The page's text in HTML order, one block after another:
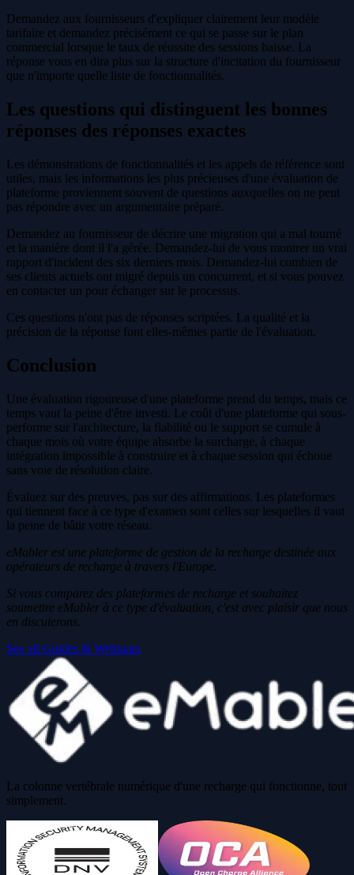
Demandez aux fournisseurs d'expliquer clairement leur modèle
tarifaire et demandez précisément ce qui se passe sur le plan
commercial lorsque le taux de réussite des sessions baisse. La
réponse vous en dira plus sur la structure d'incitation du fournisseur
que n'importe quelle liste de fonctionnalités.
Les questions qui distinguent les bonnes
réponses des réponses exactes
Les démonstrations de fonctionnalités et les appels de référence sont
utiles, mais les informations les plus précieuses d'une évaluation de
plateforme proviennent souvent de questions auxquelles on ne peut
pas répondre avec un argumentaire préparé.
Demandez au fournisseur de décrire une migration qui a mal tourné
et la manière dont il l'a gérée. Demandez-lui de vous montrer un vrai
rapport d'incident des six derniers mois. Demandez-lui combien de
ses clients actuels ont migré depuis un concurrent, et si vous pouvez
en contacter un pour échanger sur le processus.
Ces questions n'ont pas de réponses scriptées. La qualité et la
précision de la réponse font elles-mêmes partie de l'évaluation.
Conclusion
Une évaluation rigoureuse d'une plateforme prend du temps, mais ce
temps vaut la peine d'être investi. Le coût d'une plateforme qui sous-
performe sur l'architecture, la fiabilité ou le support se cumule à
chaque mois où votre équipe absorbe la surcharge, à chaque
intégration impossible à construire et à chaque session qui échoue
sans voie de résolution claire.
Évaluez sur des preuves, pas sur des affirmations. Les plateformes
qui tiennent face à ce type d'examen sont celles sur lesquelles il vaut
la peine de bâtir votre réseau.
eMabler est une plateforme de gestion de la recharge destinée aux
opérateurs de recharge à travers l'Europe.
Si vous comparez des plateformes de recharge et souhaitez
soumettre eMabler à ce type d'évaluation, c'est avec plaisir que nous
en discuterons.
See all Guides & Webinars
La colonne vertébrale numérique d'une recharge qui fonctionne, tout
simplement.